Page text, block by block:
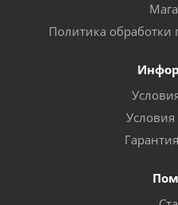
Политика
Условия